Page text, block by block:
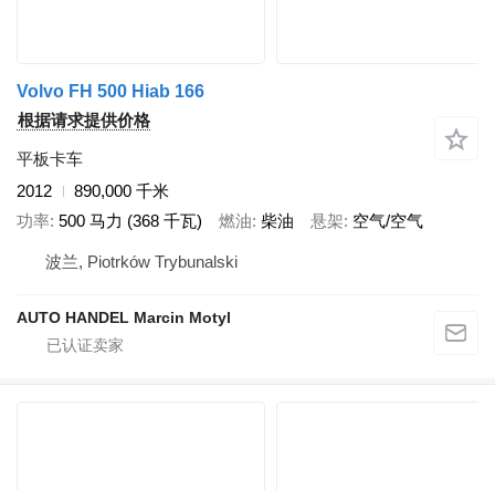
Volvo FH 500 Hiab 166
根据请求提供价格
平板卡车
2012
890,000 千米
功率 500 马力 (368 千瓦) 燃油 柴油 悬架 空气/空气
波兰, Piotrków Trybunalski
AUTO HANDEL Marcin Motyl